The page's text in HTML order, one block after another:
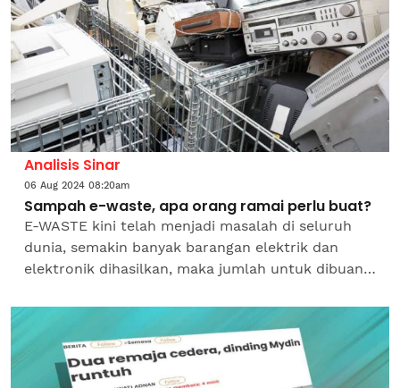
Analisis Sinar
06 Aug 2024 08:20am
Sampah e-waste, apa orang ramai perlu buat?
E-WASTE kini telah menjadi masalah di seluruh
dunia, semakin banyak barangan elektrik dan
elektronik dihasilkan, maka jumlah untuk dibuang
waste dibuang...